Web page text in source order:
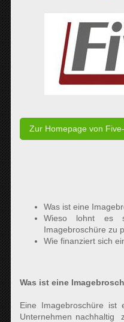
Zur Homepage von
Was ist eine
Wieso lohnt es
Imagebroschüre zu
Wie finanziert sich
Was ist eine
Eine Imagebroschüre ist
Unternehmen nachhaltig